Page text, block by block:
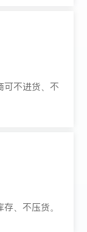
可不进货、不
、不压货。